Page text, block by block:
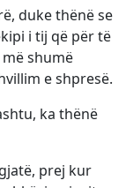
duke thënë se
i tij që për të
shumë
e shpresë.
ka thënë
prej kur